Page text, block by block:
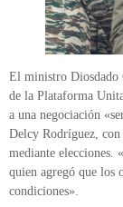
El ministro Diosdado
de la Plataforma
a una negociación
Delcy Rodríguez,
mediante elecciones.
quien agregó que los
condiciones».